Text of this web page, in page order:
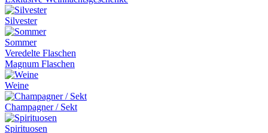
Silvester
Sommer
Veredelte Flaschen
Magnum Flaschen
Weine
Champagner / Sekt
Spirituosen